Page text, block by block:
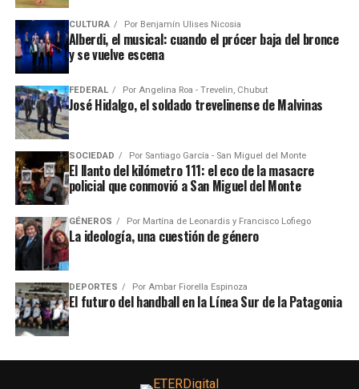
CULTURA Por Benjamín Ulises Nicosia
Alberdi, el musical: cuando el prócer baja del bronce
y se vuelve escena
FEDERAL Por Angelina Roa - Trevelin, Chubut
José Hidalgo, el soldado trevelinense de Malvinas
SOCIEDAD Por Santiago García - San Miguel del Monte
El llanto del kilómetro 111: el eco de la masacre
policial que conmovió a San Miguel del Monte
GÉNEROS Por Martína de Leonardis y Francisco Lofiego
La ideología, una cuestión de género
DEPORTES Por Ambar Fiorella Espinoza
El futuro del handball en la Línea Sur de la Patagonia